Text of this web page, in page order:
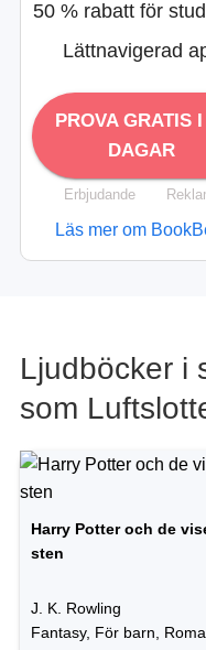
50 % rabatt för
Lättnavigerad
PROVA GRATIS
DAGAR
Erbjudande
Läs mer om
Ljudböcker i
som
Harry Potter och de
sten
J. K. Rowling
Fantasy, För barn,